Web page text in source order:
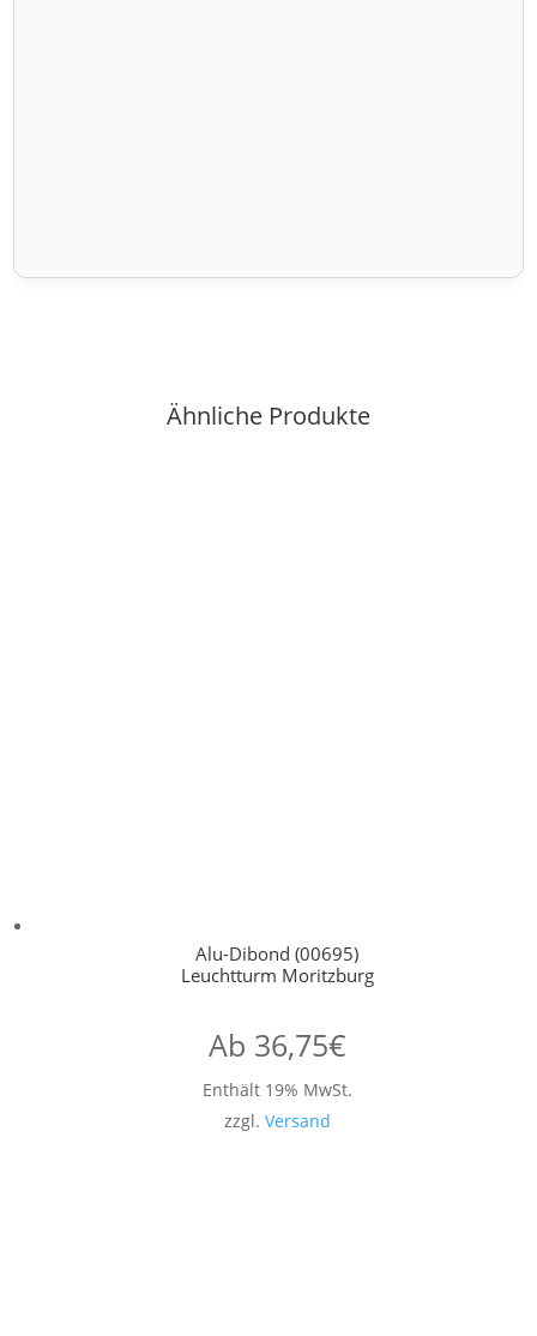
Ähnliche Produkte
Alu-Dibond (00695)
Leuchtturm Moritzburg
Ab 36,75€
Enthält 19% MwSt.
zzgl. Versand